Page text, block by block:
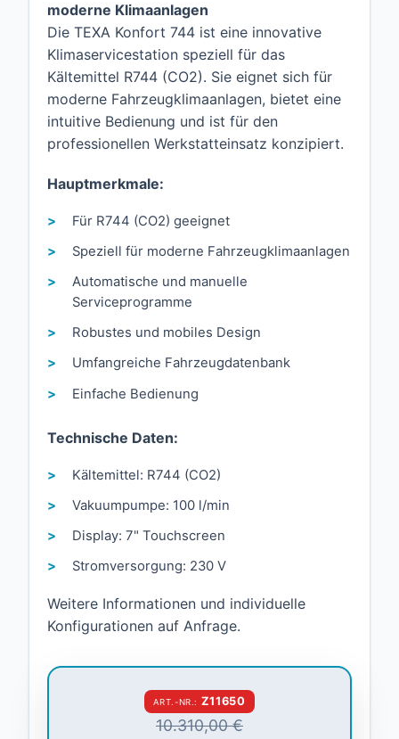
moderne Klimaanlagen
Die TEXA Konfort 744 ist eine innovative
Klimaservicestation speziell für das
Kältemittel R744 (CO2). Sie eignet sich für
moderne Fahrzeugklimaanlagen, bietet eine
intuitive Bedienung und ist für den
professionellen Werkstatteinsatz konzipiert.
Hauptmerkmale:
Für R744 (CO2) geeignet
Speziell für moderne Fahrzeugklimaanlagen
Automatische und manuelle
Serviceprogramme
Robustes und mobiles Design
Umfangreiche Fahrzeugdatenbank
Einfache Bedienung
Technische Daten:
Kältemittel: R744 (CO2)
Vakuumpumpe: 100 l/min
Display: 7" Touchscreen
Stromversorgung: 230 V
Weitere Informationen und individuelle
Konfigurationen auf Anfrage.
ART.-NR.: Z11650
10.310,00 €